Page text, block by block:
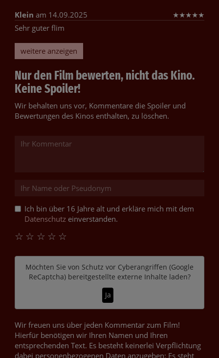
Klein am 14.09.2025 ★★★★★
Sehr guter flim
weitere anzeigen
Nur den Film bewerten, nicht das Kino.
Keine Spoiler!
Wir behalten uns vor, Kommentare die Spoiler und
Bewertungen des Kinos enthalten, zu löschen.
Ich bin über 16 Jahre alt und erkläre mich mit dem
Datenschutz einverstanden.
☆
☆
☆
☆
☆
Möchten Sie von Schutz vor Cyberangriffen (Google
ReCaptcha)bereitgestellte externe Inhalte laden?
Ja
Wir freuen uns über jeden Kommentar zum Film!
Hierfür benötigen wir Ihren Namen und Ihren
entsprechenden Text. Es besteht keinerlei Verpflichtung
dabei personenbezogenen Daten anzugeben: Es steht